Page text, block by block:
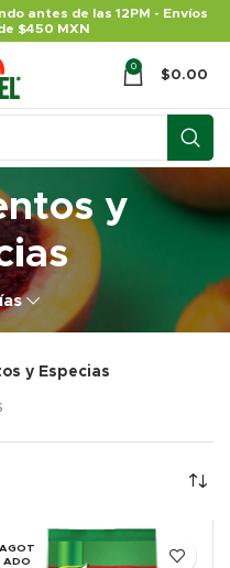
antes de las 12PM - Envíos
$450 MXN
0
$0.00
y
y Especias
AGOT
ADO